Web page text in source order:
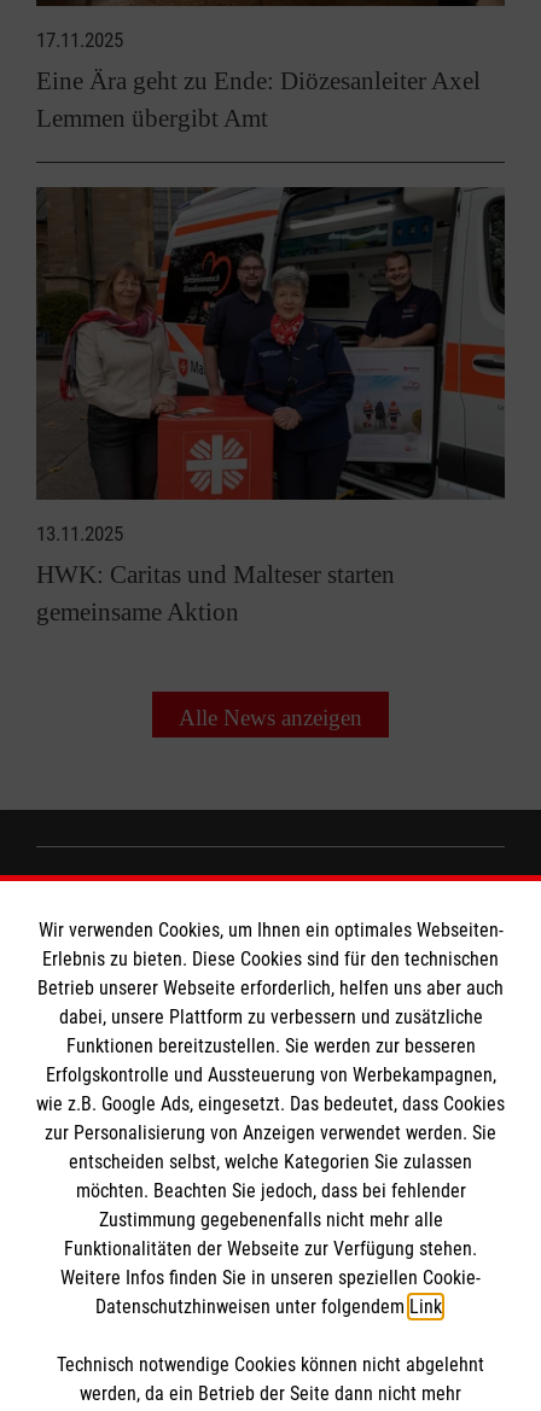
17.11.2025
Eine Ära geht zu Ende: Diözesanleiter Axel
Lemmen übergibt Amt
13.11.2025
HWK: Caritas und Malteser starten
gemeinsame Aktion
Alle News anzeigen
Impressum
Datenschutz
Kontakt
Die Malteser
Malteser in Deutschland
Malteserorden
Sharepoint
Spendenkonto
Empfänger: Malteser Hilfsdienst e.V.
Bank: Pax-Bank für Kirche und Caritas eG
IBAN: DE07370601201201206274
BIC: GENODED1PA7
So finden Sie uns
Vom-Stein-Straße 36
Accordion 1
Wir verwenden Cookies, um Ihnen ein optimales Webseiten-
Erlebnis zu bieten. Diese Cookies sind für den technischen
Betrieb unserer Webseite erforderlich, helfen uns aber auch
dabei, unsere Plattform zu verbessern und zusätzliche
Funktionen bereitzustellen. Sie werden zur besseren
Erfolgskontrolle und Aussteuerung von Werbekampagnen,
wie z.B. Google Ads, eingesetzt. Das bedeutet, dass Cookies
zur Personalisierung von Anzeigen verwendet werden. Sie
entscheiden selbst, welche Kategorien Sie zulassen
möchten. Beachten Sie jedoch, dass bei fehlender
Zustimmung gegebenenfalls nicht mehr alle
Funktionalitäten der Webseite zur Verfügung stehen.
Weitere Infos finden Sie in unseren speziellen Cookie-
Datenschutzhinweisen unter folgendem Link.
Technisch notwendige Cookies können nicht abgelehnt
werden, da ein Betrieb der Seite dann nicht mehr